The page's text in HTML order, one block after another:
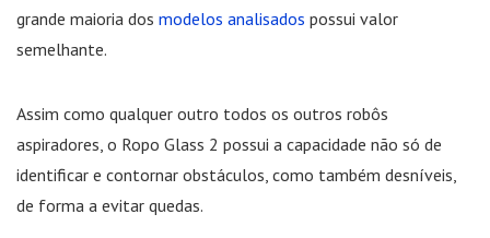
grande maioria dos modelos analisados possui valor
semelhante.
Assim como qualquer outro todos os outros robôs
aspiradores, o Ropo Glass 2 possui a capacidade não só de
identificar e contornar obstáculos, como também desníveis,
de forma a evitar quedas.